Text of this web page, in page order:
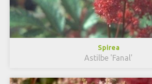
Spirea
Astilbe 'Fanal'